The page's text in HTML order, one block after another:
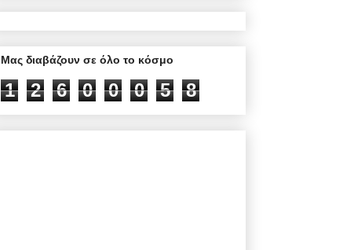
Μας διαβάζουν σε όλο το κόσμο
1 2 6 0 0 0 5 8